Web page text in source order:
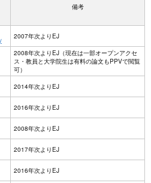
備考
2007年次よりEJ
2008年次よりEJ（現在は一部オープンアクセ
ス・教員と大学院生は有料の論文もPPVで閲覧
可）
2014年次よりEJ
2016年次よりEJ
2008年次よりEJ
2017年次よりEJ
2016年次よりEJ